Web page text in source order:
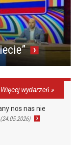
Więcej wydarzeń »
nos nas nie
(24.05.2026)